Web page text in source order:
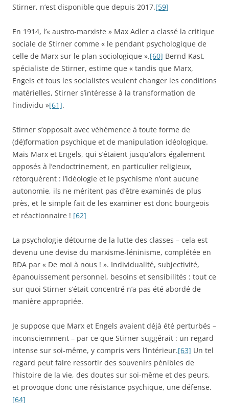
Stirner, n’est disponible que depuis 2017.[59]
En 1914, l’« austro-marxiste » Max Adler a classé la critique
sociale de Stirner comme « le pendant psychologique de
celle de Marx sur le plan sociologique ».[60] Bernd Kast,
spécialiste de Stirner, estime que « tandis que Marx,
Engels et tous les socialistes veulent changer les conditions
matérielles, Stirner s’intéresse à la transformation de
l’individu »[61].
Stirner s’opposait avec véhémence à toute forme de
(dé)formation psychique et de manipulation idéologique.
Mais Marx et Engels, qui s’étaient jusqu’alors également
opposés à l’endoctrinement, en particulier religieux,
rétorquèrent : l’idéologie et le psychisme n’ont aucune
autonomie, ils ne méritent pas d’être examinés de plus
près, et le simple fait de les examiner est donc bourgeois
et réactionnaire ! [62]
La psychologie détourne de la lutte des classes – cela est
devenu une devise du marxisme-léninisme, complétée en
RDA par « De moi à nous ! ». Individualité, subjectivité,
épanouissement personnel, besoins et sensibilités : tout ce
sur quoi Stirner s’était concentré n’a pas été abordé de
manière appropriée.
Je suppose que Marx et Engels avaient déjà été perturbés –
inconsciemment – par ce que Stirner suggérait : un regard
intense sur soi-même, y compris vers l’intérieur.[63] Un tel
regard peut faire ressortir des souvenirs pénibles de
l’histoire de la vie, des doutes sur soi-même et des peurs,
et provoque donc une résistance psychique, une défense.
[64]